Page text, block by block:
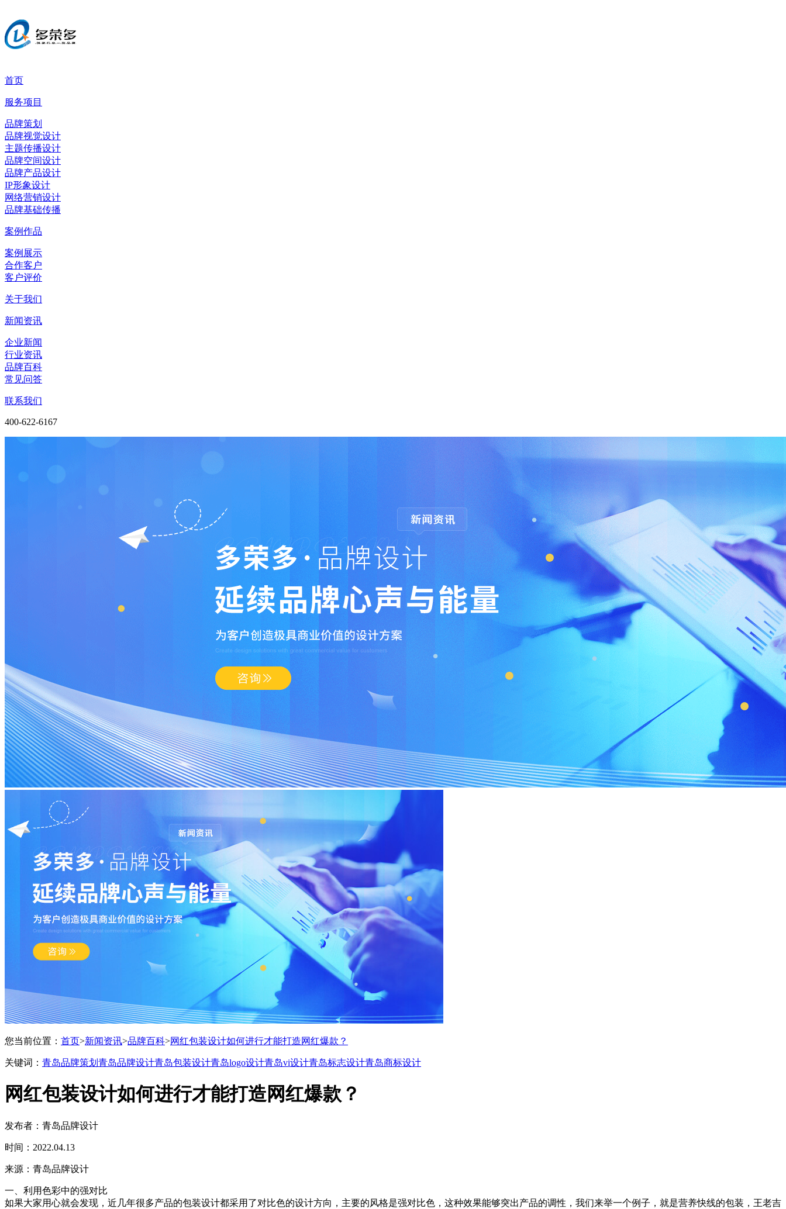
首页
服务项目
品牌策划
品牌视觉设计
主题传播设计
品牌空间设计
品牌产品设计
IP形象设计
网络营销设计
品牌基础传播
案例作品
案例展示
合作客户
客户评价
关于我们
新闻资讯
企业新闻
行业资讯
品牌百科
常见问答
联系我们
400-622-6167
您当前位置： 首页>新闻资讯>品牌百科>网红包装设计如何进行才能打造网红爆款？
关键词： 青岛品牌策划 青岛品牌设计青岛包装设计青岛logo设计青岛vi设计青岛标志设计青岛商标设计
网红包装设计如何进行才能打造网红爆款？
发布者：青岛品牌设计
时间：2022.04.13
来源：青岛品牌设计
一、利用色彩中的强对比
如果大家用心就会发现，近几年很多产品的包装设计都采用了对比色的设计方向，主要的风格是强对比色，这种效果能够突出产品的调性，我们来举一个例子，就是营养快线的包装，王老吉